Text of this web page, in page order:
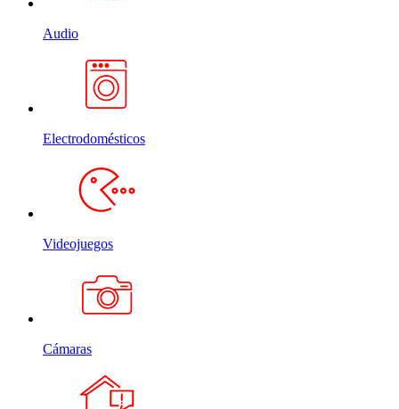
Audio
Electrodomésticos
Videojuegos
Cámaras